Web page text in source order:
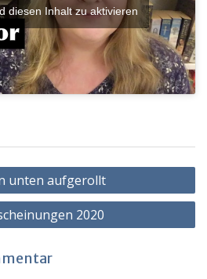
diesen Inhalt zu aktivieren
unten aufgerollt
2020